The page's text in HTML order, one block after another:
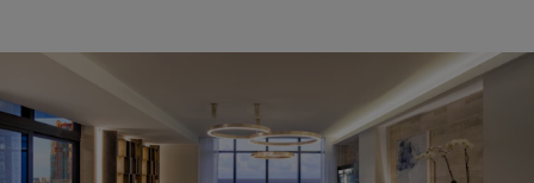
Vieni a trovarci
Servizi al cliente